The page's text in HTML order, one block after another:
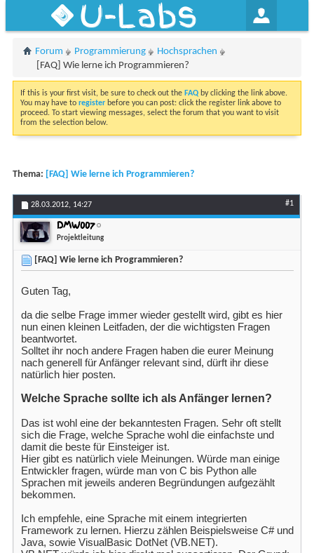
U-Labs
Forum Programmierung
Hochsprachen
[FAQ] Wie lerne ich Programmieren?
If this is your first visit, be sure to check out the FAQ by clicking the link above.
You may have to register before you can post: click the register link above to
proceed. To start viewing messages, select the forum that you want to visit
from the selection below.
Thema: [FAQ] Wie lerne ich Programmieren?
28.03.2012, 14:27 #1
DMW007
Projektleitung
[FAQ] Wie lerne ich Programmieren?
Guten Tag,
da die selbe Frage immer wieder gestellt wird, gibt es hier
nun einen kleinen Leitfaden, der die wichtigsten Fragen
beantwortet.
Solltet ihr noch andere Fragen haben die eurer Meinung
nach generell für Anfänger relevant sind, dürft ihr diese
natürlich hier posten.
Welche Sprache sollte ich als Anfänger lernen?
Das ist wohl eine der bekanntesten Fragen. Sehr oft stellt
sich die Frage, welche Sprache wohl die einfachste und
damit die beste für Einsteiger ist.
Hier gibt es natürlich viele Meinungen. Würde man einige
Entwickler fragen, würde man von C bis Python alle
Sprachen mit jeweils anderen Begründungen aufgezählt
bekommen.
Ich empfehle, eine Sprache mit einem integrierten
Framework zu lernen. Hierzu zählen Beispielsweise C# und
Java, sowie VisualBasic DotNet (VB.NET).